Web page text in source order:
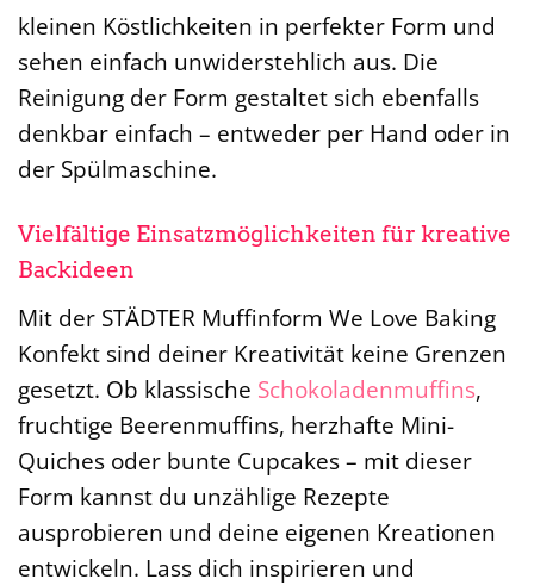
kleinen Köstlichkeiten in perfekter Form und
sehen einfach unwiderstehlich aus. Die
Reinigung der Form gestaltet sich ebenfalls
denkbar einfach – entweder per Hand oder in
der Spülmaschine.
Vielfältige Einsatzmöglichkeiten für kreative
Backideen
Mit der STÄDTER Muffinform We Love Baking
Konfekt sind deiner Kreativität keine Grenzen
gesetzt. Ob klassische Schokoladenmuffins,
fruchtige Beerenmuffins, herzhafte Mini-
Quiches oder bunte Cupcakes – mit dieser
Form kannst du unzählige Rezepte
ausprobieren und deine eigenen Kreationen
entwickeln. Lass dich inspirieren und